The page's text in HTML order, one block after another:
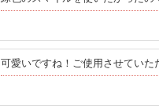
可愛いですね！ご使用させていた